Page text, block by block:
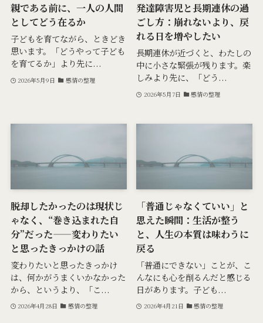
親である前に、一人の人間
としてどう在るか
子どもを育てながら、ときどき
思います。「どうやって子ども
を育てるか」より先に...
2026年5月9日 感情の整理
発達障害児と長期連休の過
ごし方：崩れないより、戻
れる日を増やしたい
長期連休が近づくと、わたしの
中に小さな緊張が残ります。楽
しみより先に、「どう...
2026年5月7日 感情の整理
脱却したかったのは現状じ
ゃなく、“巻き込まれた自
分”だった——変わりたい
と思ったきっかけの話
変わりたいと思ったきっかけ
は、何かがうまくいかなかった
から、というより、「こ...
2026年4月28日 感情の整理
「普通じゃなくていい」と
思えた瞬間：生活が整う
と、人生の本質は味わうに
戻る
「普通にできない」ことが、こ
んなにも心を削るんだと感じる
日があります。子ども...
2026年4月21日 感情の整理